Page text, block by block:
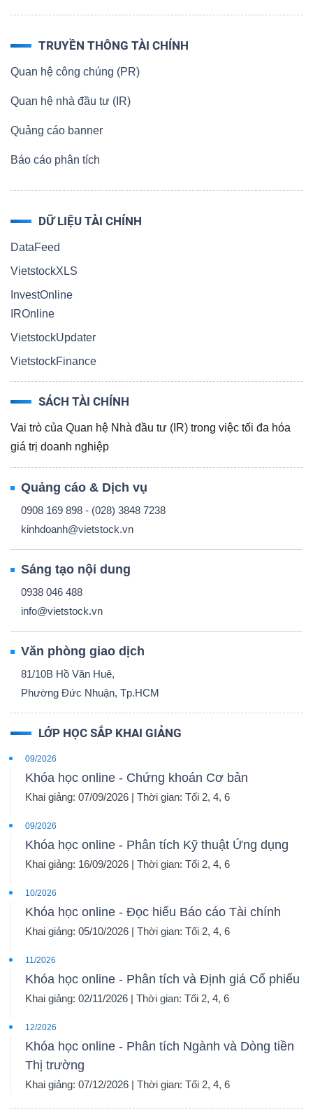
TRUYỀN THÔNG TÀI CHÍNH
Quan hệ công chúng (PR)
Quan hệ nhà đầu tư (IR)
Quảng cáo banner
Báo cáo phân tích
DỮ LIỆU TÀI CHÍNH
DataFeed
VietstockXLS
InvestOnline
IROnline
VietstockUpdater
VietstockFinance
SÁCH TÀI CHÍNH
Vai trò của Quan hệ Nhà đầu tư (IR) trong việc tối đa hóa
giá trị doanh nghiệp
Quảng cáo & Dịch vụ
0908 169 898 - (028) 3848 7238
kinhdoanh@vietstock.vn
Sáng tạo nội dung
0938 046 488
info@vietstock.vn
Văn phòng giao dịch
81/10B Hồ Văn Huê,
Phường Đức Nhuận, Tp.HCM
LỚP HỌC SẮP KHAI GIẢNG
09/2026
Khóa học online - Chứng khoán Cơ bản
Khai giảng: 07/09/2026 | Thời gian: Tối 2, 4, 6
09/2026
Khóa học online - Phân tích Kỹ thuật Ứng dụng
Khai giảng: 16/09/2026 | Thời gian: Tối 2, 4, 6
10/2026
Khóa học online - Đọc hiểu Báo cáo Tài chính
Khai giảng: 05/10/2026 | Thời gian: Tối 2, 4, 6
11/2026
Khóa học online - Phân tích và Định giá Cổ phiếu
Khai giảng: 02/11/2026 | Thời gian: Tối 2, 4, 6
12/2026
Khóa học online - Phân tích Ngành và Dòng tiền
Thị trường
Khai giảng: 07/12/2026 | Thời gian: Tối 2, 4, 6